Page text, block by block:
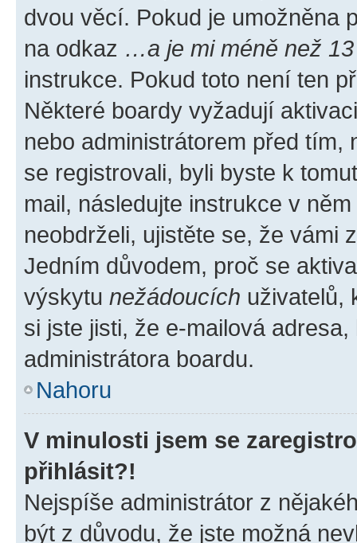
dvou věcí. Pokud je umožněna
na odkaz …a je mi méně než
instrukce. Pokud toto není ten
Některé boardy vyžadují
nebo administrátorem před tím,
se registrovali, byli byste k
mail, následujte instrukce v
neobdrželi, ujistěte se, že vámi
Jedním důvodem, proč se
výskytu nežádoucích uživatelů,
si jste jisti, že e-mailová
administrátora boardu.
Nahoru
V minulosti jsem se
přihlásit?!
Nejspíše administrátor z
být z důvodu, že jste možná